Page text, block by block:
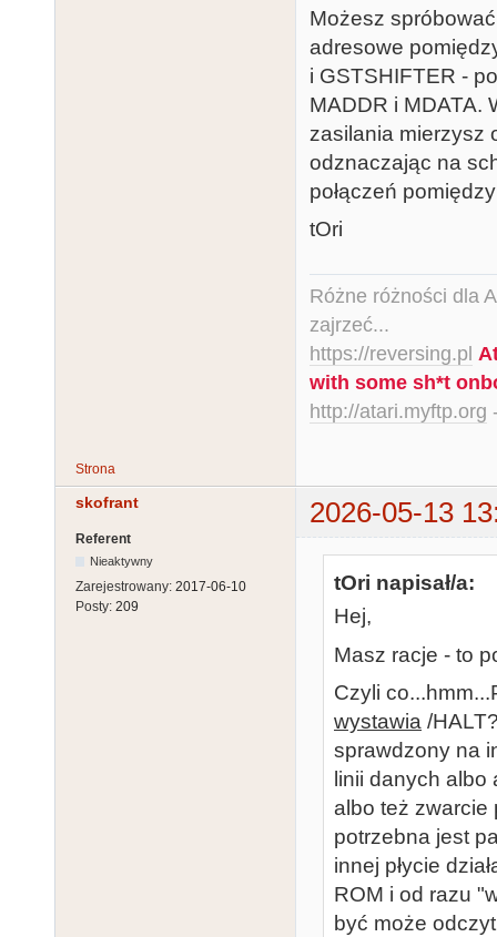
Możesz
adresowe
i GSTSHIFTER -
MADDR i MDATA.
zasilania mierzysz
odznaczając na
połączeń
tOri
Różne różności dla
zajrzeć...
https://reversing.pl
with some sh*t
http://atari.myftp.org
Strona
skofrant 2026-05-13
Referent
Nieaktywny
Zarejestrowany: 2017-06-10
Posty: 209
tOri napisał/a:
Hej,
Masz racje - to
Czyli
wystawia /
sprawdzony na
linii danych
albo też zwarcie
potrzebna jest
innej płycie
ROM i od razu
być może